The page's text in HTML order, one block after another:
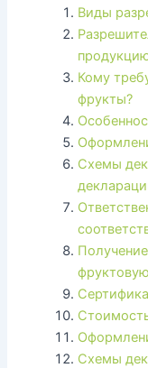
Виды
Кому
фрукты?
Схемы
Схемы